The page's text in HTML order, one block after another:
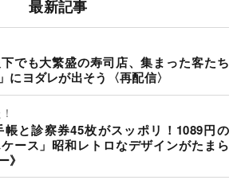
最新記事
下でも大繁盛の寿司店、集まった客たち
にヨダレが出そう〈再配信〉
帳と診察券45枚がスッポリ！1089円の
ケース」昭和レトロなデザインがたまら
》